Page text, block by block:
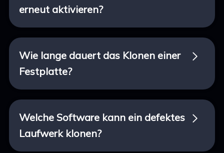
erneut aktivieren?
Wie lange dauert das Klonen einer
Festplatte?
Welche Software kann ein defektes
Laufwerk klonen?